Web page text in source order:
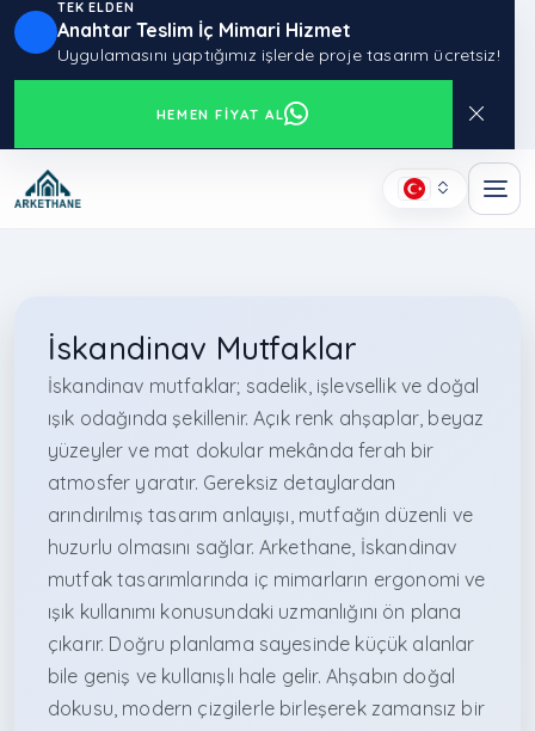
TEK ELDEN
Anahtar Teslim İç Mimari Hizmet
Uygulamasını yaptığımız işlerde proje tasarım ücretsiz!
HEMEN FIYAT AL
İskandinav Mutfaklar
İskandinav mutfaklar; sadelik, işlevsellik ve doğal
ışık odağında şekillenir. Açık renk ahşaplar, beyaz
yüzeyler ve mat dokular mekânda ferah bir
atmosfer yaratır. Gereksiz detaylardan
arındırılmış tasarım anlayışı, mutfağın düzenli ve
huzurlu olmasını sağlar. Arkethane, İskandinav
mutfak tasarımlarında iç mimarların ergonomi ve
ışık kullanımı konusundaki uzmanlığını ön plana
çıkarır. Doğru planlama sayesinde küçük alanlar
bile geniş ve kullanışlı hale gelir. Ahşabın doğal
dokusu, modern çizgilerle birleşerek zamansız bir